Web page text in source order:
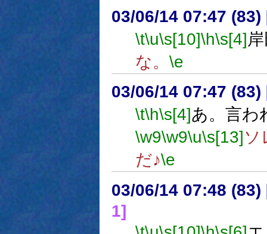
03/06/14 07:47 (83)
\t\u\s[10]\h\s[4]
な。 \e
03/06/14 07:47 (83)
\t\h\s[4]あ。言わ
\w9\w9\u\s[13] ソ
だ♪\e
03/06/14 07:48 (83)
1]